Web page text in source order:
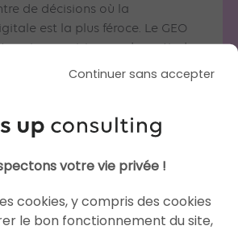
de décisions où la
est la plus féroce. Le GEO
parisiennes de sortir du
pour devenir la réponse
vous les entreprises de
au 103 Boulevard de
offrons une proximité
comprenons l’agilité
Continuer sans accepter
votre vie privée !
cookies, y compris des cookies
le bon fonctionnement du site,